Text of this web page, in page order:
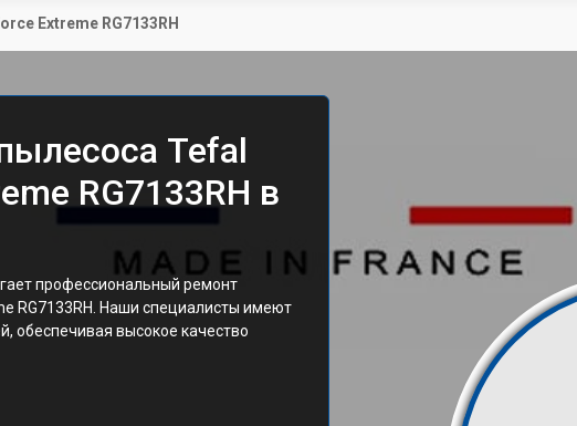
Extreme RG7133RH
Tefal
RG7133RH в
профессиональный ремонт
RG7133RH. Наши специалисты имеют
обеспечивая высокое качество